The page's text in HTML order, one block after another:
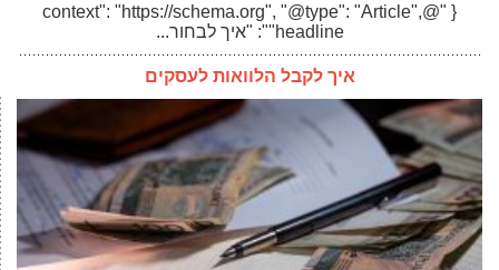
{ "@context": "https://schema.org", "@type": "Article",
"headline": "איך לבחור...
איך לקבל הלוואות לעסקים